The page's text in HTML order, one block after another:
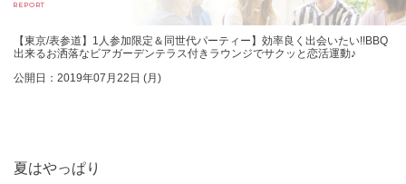
REPORT
【東京/表参道】1人参加限定＆同世代パーティー】効率良く出会いたい!!BBQ
出来るお洒落なビアガーデンテラス付きラウンジでサクッと恋活運動♪
公開日：2019年07月22日 (月)
夏はやっぱり